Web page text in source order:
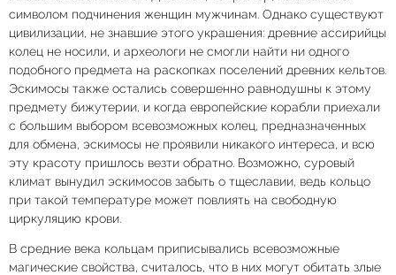
символом подчинения женщин мужчинам. Однако существуют
цивилизации, не знавшие этого украшения: древние ассирийцы
колец не носили, и археологи не смогли найти ни одного
подобного предмета на раскопках поселений древних кельтов.
Эскимосы также остались совершенно равнодушны к этому
предмету бижутерии, и когда европейские корабли приехали
с большим выбором всевозможных колец, предназначенных
для обмена, эскимосы не проявили никакого интереса, и всю
эту красоту пришлось везти обратно. Возможно, суровый
климат вынудил эскимосов забыть о тщеславии, ведь кольцо
при такой температуре может повлиять на свободную
циркуляцию крови.
В средние века кольцам приписывались всевозможные
магические свойства, считалось, что в них могут обитать злые